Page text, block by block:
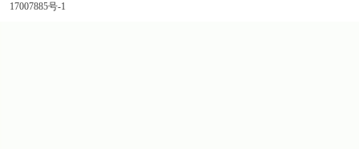
17007885号-1